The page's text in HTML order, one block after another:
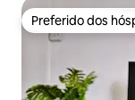
Preferido dos
Preferido dos